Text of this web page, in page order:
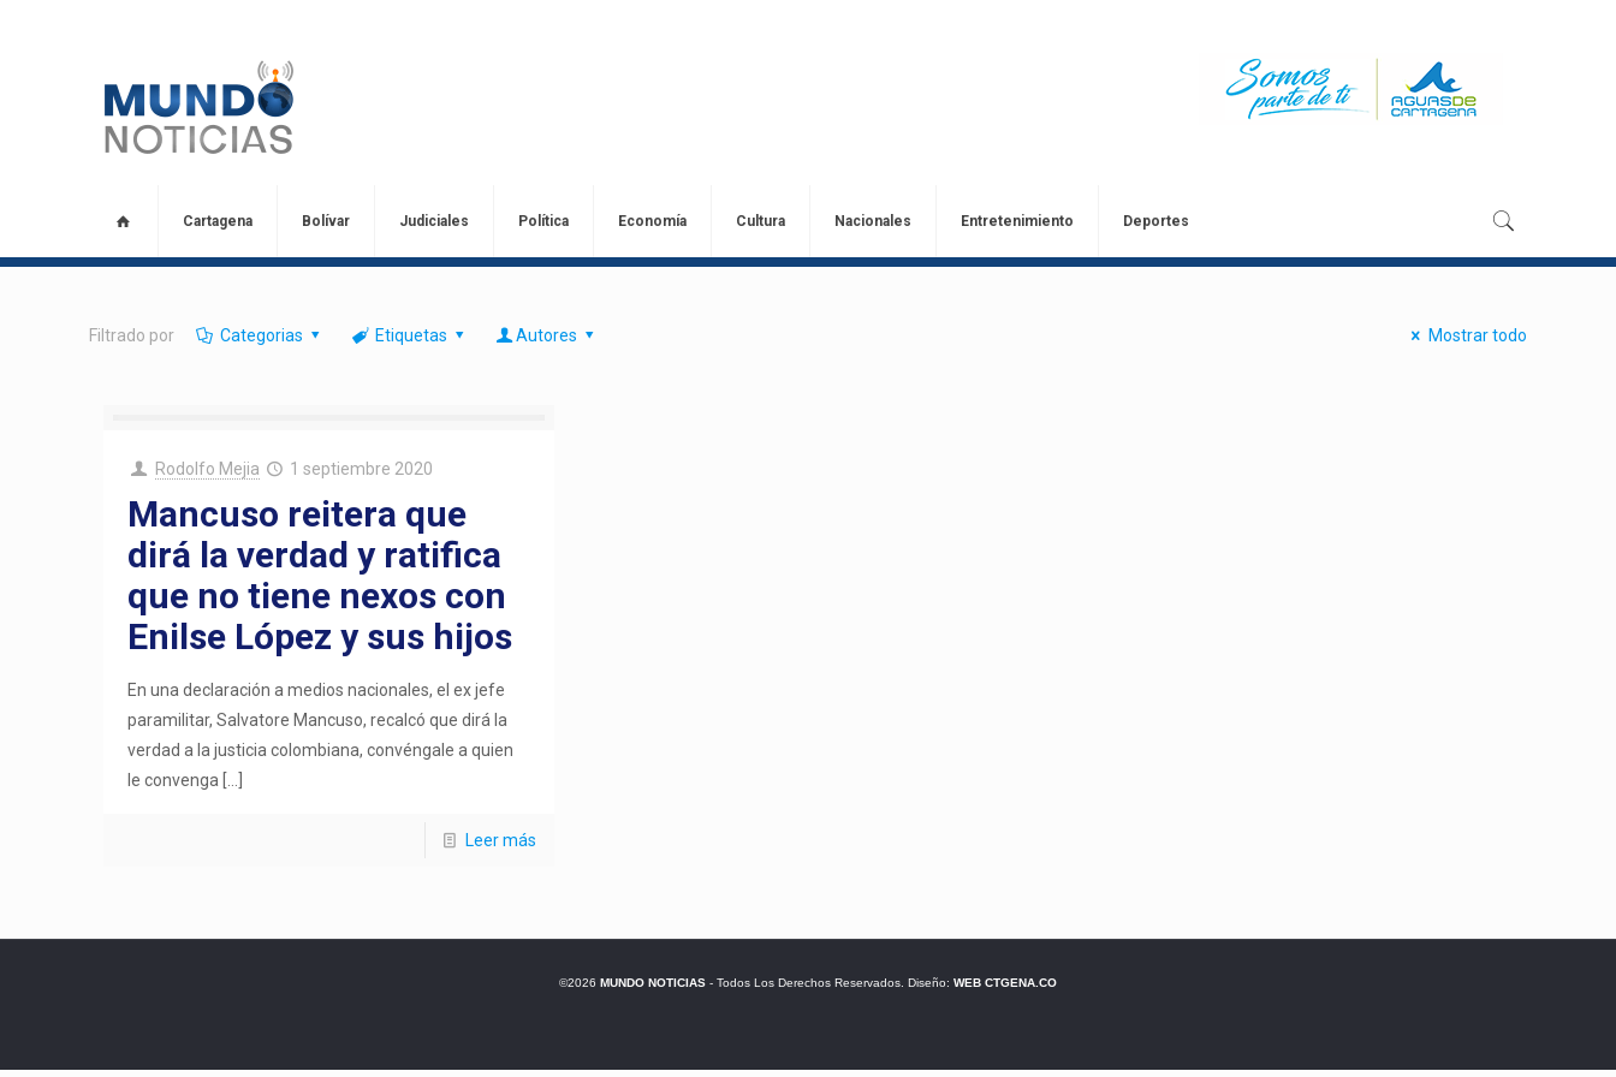
Cartagena Bolívar Judiciales Política Economía Cultura Nacionales Entretenimiento Deportes
Filtrado por Categorias Etiquetas Autores Mostrar todo
Rodolfo Mejia 1 septiembre 2020
Mancuso reitera que
dirá la verdad y ratifica
que no tiene nexos con
Enilse López y sus hijos
En una declaración a medios nacionales, el ex jefe
paramilitar, Salvatore Mancuso, recalcó que dirá la
verdad a la justicia colombiana, convéngale a quien
le convenga
Leer más
©2026 MUNDO NOTICIAS- Todos Los Derechos Reservados. Diseño: WEB CTGENA.CO